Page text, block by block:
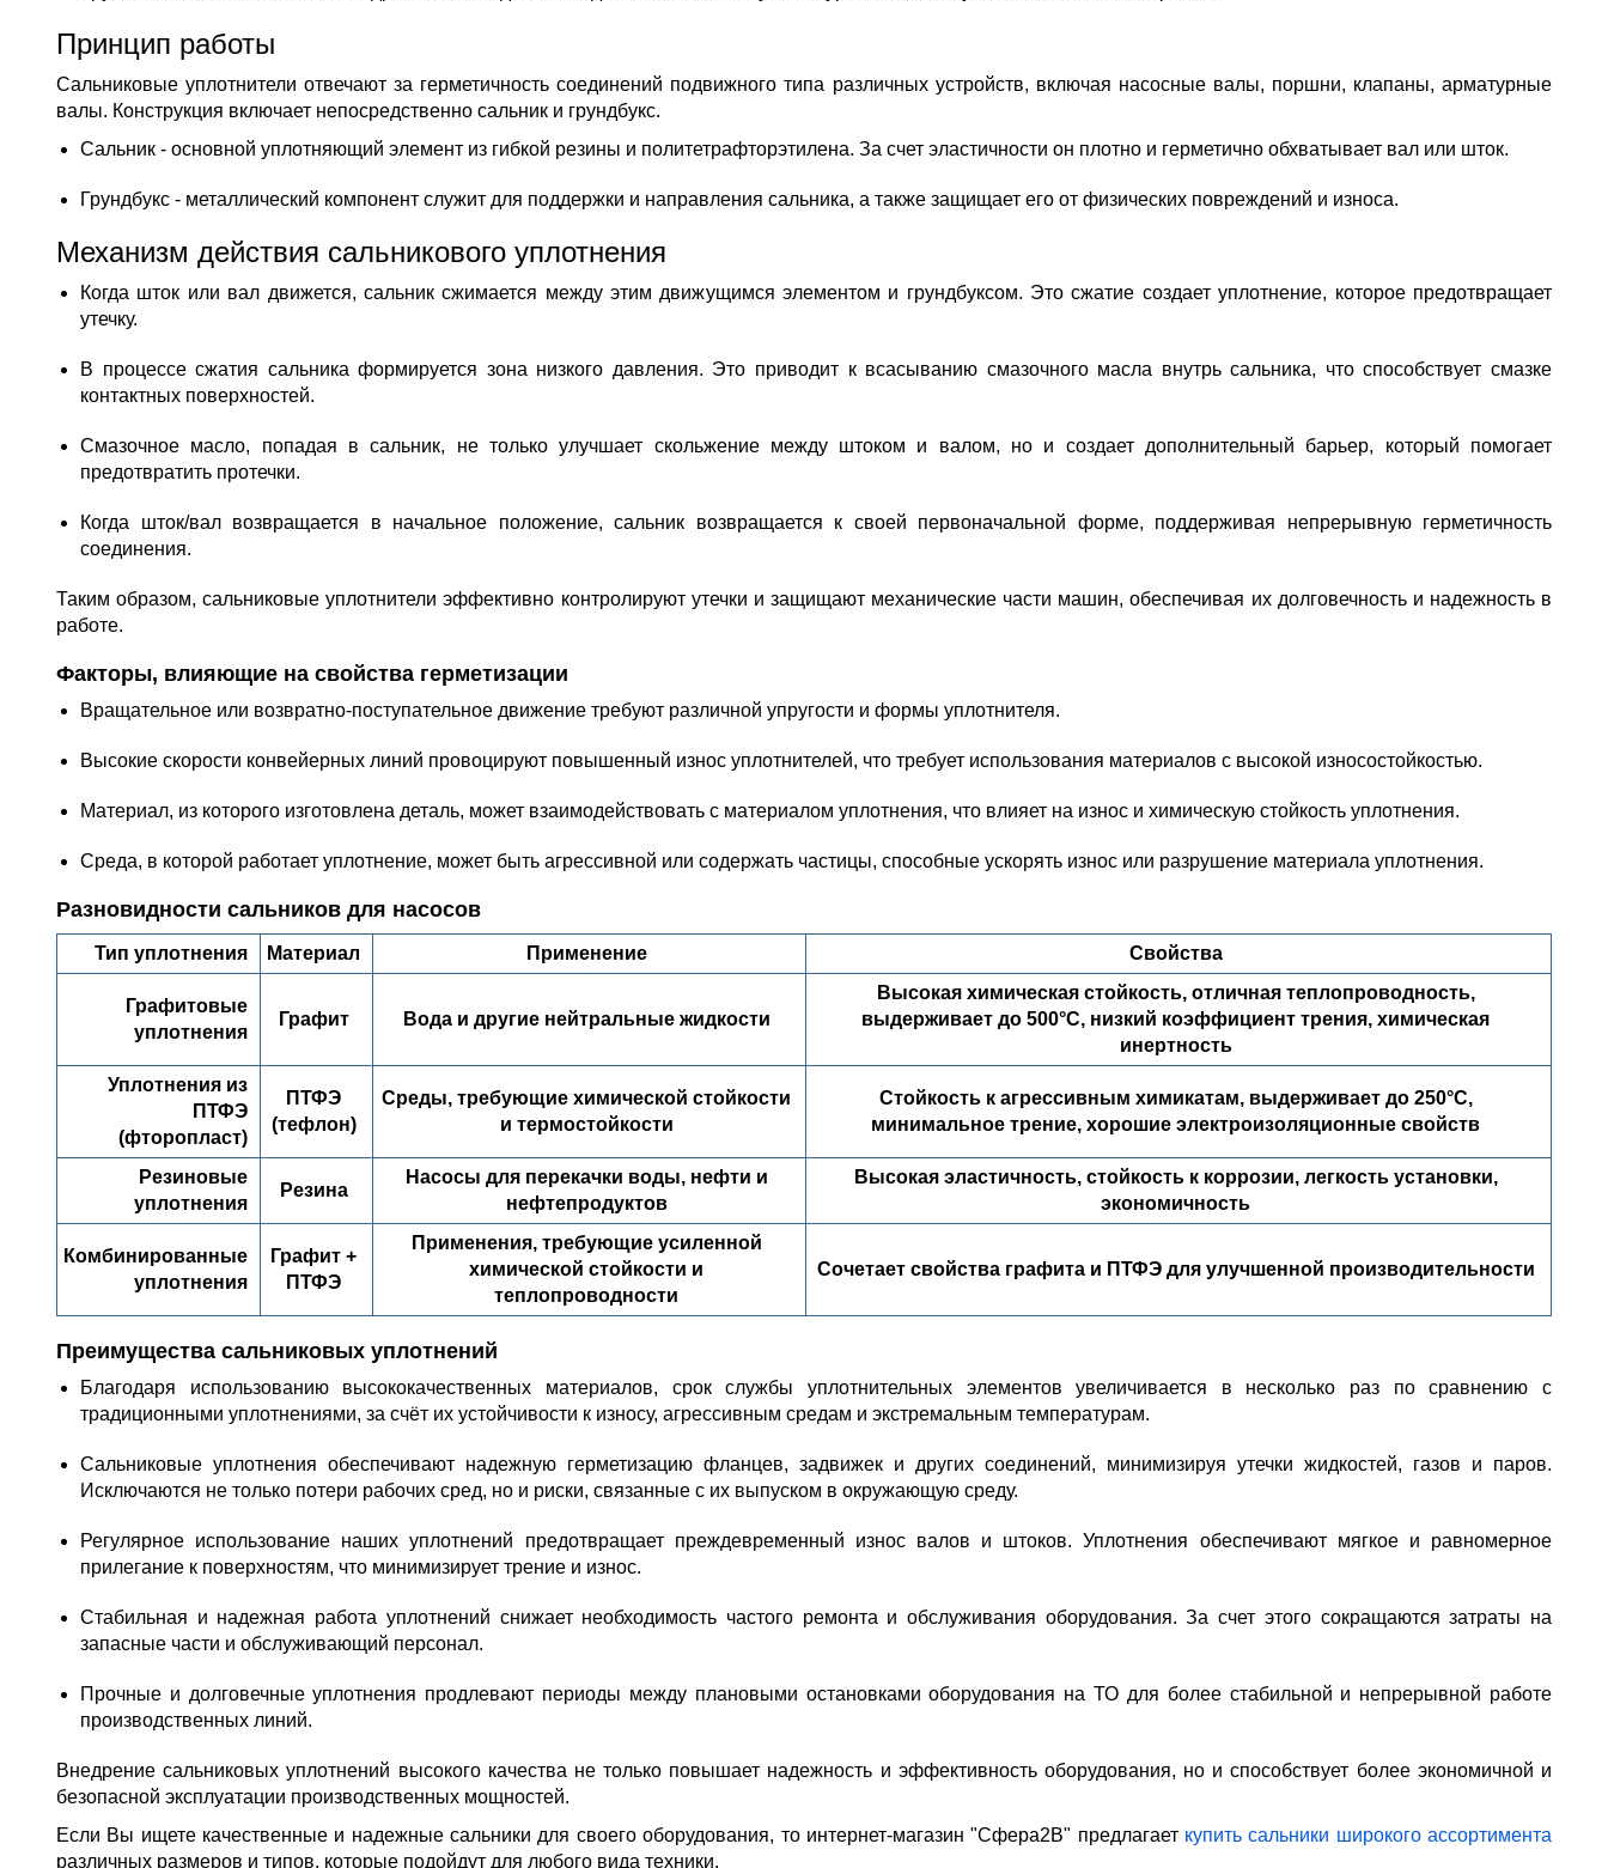
Принцип работы
Сальниковые уплотнители отвечают за герметичность соединений подвижного типа различных устройств, включая насосные валы, поршни, клапаны, арматурные
валы. Конструкция включает непосредственно сальник и грундбукс.
Сальник - основной уплотняющий элемент из гибкой резины и политетрафторэтилена. За счет эластичности он плотно и герметично обхватывает вал или шток.
Грундбукс - металлический компонент служит для поддержки и направления сальника, а также защищает его от физических повреждений и износа.
Механизм действия сальникового уплотнения
Когда шток или вал движется, сальник сжимается между этим движущимся элементом и грундбуксом. Это сжатие создает уплотнение, которое предотвращает
утечку.
В процессе сжатия сальника формируется зона низкого давления. Это приводит к всасыванию смазочного масла внутрь сальника, что способствует смазке
контактных поверхностей.
Смазочное масло, попадая в сальник, не только улучшает скольжение между штоком и валом, но и создает дополнительный барьер, который помогает
предотвратить протечки.
Когда шток/вал возвращается в начальное положение, сальник возвращается к своей первоначальной форме, поддерживая непрерывную герметичность
соединения.
Таким образом, сальниковые уплотнители эффективно контролируют утечки и защищают механические части машин, обеспечивая их долговечность и надежность в
работе.
Факторы, влияющие на свойства герметизации
Вращательное или возвратно-поступательное движение требуют различной упругости и формы уплотнителя.
Высокие скорости конвейерных линий провоцируют повышенный износ уплотнителей, что требует использования материалов с высокой износостойкостью.
Материал, из которого изготовлена деталь, может взаимодействовать с материалом уплотнения, что влияет на износ и химическую стойкость уплотнения.
Среда, в которой работает уплотнение, может быть агрессивной или содержать частицы, способные ускорять износ или разрушение материала уплотнения.
Разновидности сальников для насосов
Тип уплотнения Материал Применение Свойства
Графитовые
уплотнения
Графит Вода и другие нейтральные жидкости
Высокая химическая стойкость, отличная теплопроводность,
выдерживает до 500°C, низкий коэффициент трения, химическая
инертность
Уплотнения из
ПТФЭ
(фторопласт)
ПТФЭ
(тефлон)
Среды, требующие химической стойкости
и термостойкости
Стойкость к агрессивным химикатам, выдерживает до 250°C,
минимальное трение, хорошие электроизоляционные свойств
Резиновые
уплотнения
Резина
Насосы для перекачки воды, нефти и
нефтепродуктов
Высокая эластичность, стойкость к коррозии, легкость установки,
экономичность
Комбинированные
уплотнения
Графит +
ПТФЭ
Применения, требующие усиленной
химической стойкости и
теплопроводности
Сочетает свойства графита и ПТФЭ для улучшенной производительности
Преимущества сальниковых уплотнений
Благодаря использованию высококачественных материалов, срок службы уплотнительных элементов увеличивается в несколько раз по сравнению с
традиционными уплотнениями, за счёт их устойчивости к износу, агрессивным средам и экстремальным температурам.
Сальниковые уплотнения обеспечивают надежную герметизацию фланцев, задвижек и других соединений, минимизируя утечки жидкостей, газов и паров.
Исключаются не только потери рабочих сред, но и риски, связанные с их выпуском в окружающую среду.
Регулярное использование наших уплотнений предотвращает преждевременный износ валов и штоков. Уплотнения обеспечивают мягкое и равномерное
прилегание к поверхностям, что минимизирует трение и износ.
Стабильная и надежная работа уплотнений снижает необходимость частого ремонта и обслуживания оборудования. За счет этого сокращаются затраты на
запасные части и обслуживающий персонал.
Прочные и долговечные уплотнения продлевают периоды между плановыми остановками оборудования на ТО для более стабильной и непрерывной работе
производственных линий.
Внедрение сальниковых уплотнений высокого качества не только повышает надежность и эффективность оборудования, но и способствует более экономичной и
безопасной эксплуатации производственных мощностей.
Если Вы ищете качественные и надежные сальники для своего оборудования, то интернет-магазин "Сфера2В" предлагает купить сальники широкого ассортимента
различных размеров и типов, которые подойдут для любого вида техники.